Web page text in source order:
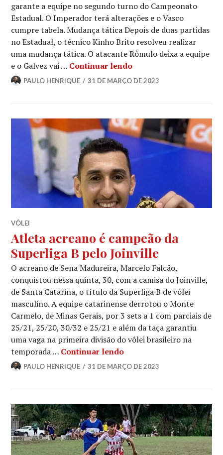
garante a equipe no segundo turno do Campeonato
Estadual. O Imperador terá alterações e o Vasco
cumpre tabela. Mudança tática Depois de duas partidas
no Estadual, o técnico Kinho Brito resolveu realizar
uma mudança tática. O atacante Rômulo deixa a equipe
e o Galvez vai … Continuar lendo
PAULO HENRIQUE 31 DE MARÇO DE 2023
VÔLEI
Atleta acreano é campeão da
Superliga B pelo Joinville
O acreano de Sena Madureira, Marcelo Falcão,
conquistou nessa quinta, 30, com a camisa do Joinville,
de Santa Catarina, o título da Superliga B de vôlei
masculino. A equipe catarinense derrotou o Monte
Carmelo, de Minas Gerais, por 3 sets a 1 com parciais de
25/21, 25/20, 30/32 e 25/21 e além da taça garantiu
uma vaga na primeira divisão do vôlei brasileiro na
temporada … Continuar lendo
PAULO HENRIQUE 31 DE MARÇO DE 2023